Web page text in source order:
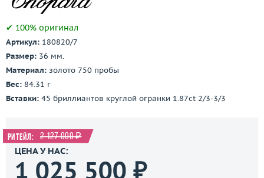
✔ 100% оригинал
Артикул: 180820/7
Размер: 36 мм.
Материал: золото 750 пробы
Вес: 84.31 г
Вставки: 45 бриллиантов круглой огранки 1.87ct 2/3-3/3
Ритейл: 2 127 000 ₽
ЦЕНА У НАС:
1 025 500 ₽